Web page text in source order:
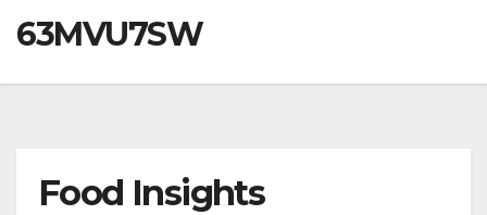
63MVU7SW
Food Insights